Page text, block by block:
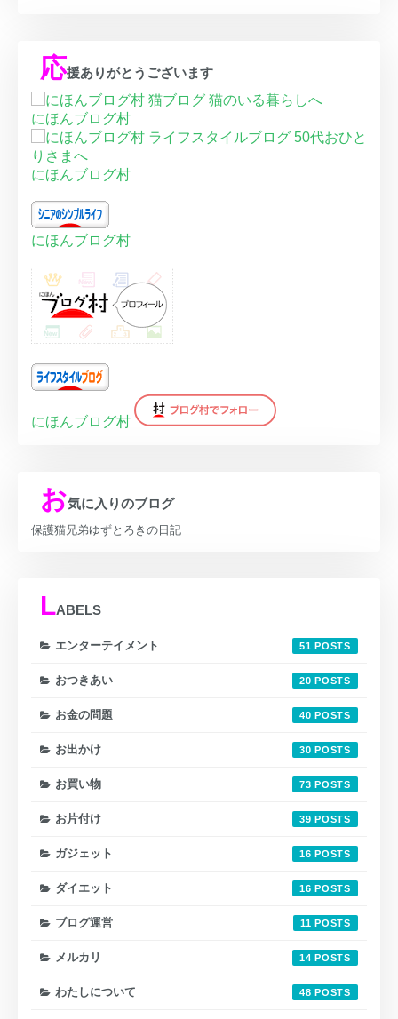
応援ありがとうございます
にほんブログ村
にほんブログ村
にほんブログ村
にほんブログ村
お気に入りのブログ
保護猫兄弟ゆずとろきの日記
LABELS
エンターテイメント 51
おつきあい 20
お金の問題 40
お出かけ 30
お買い物 73
お片付け 39
ガジェット 16
ダイエット 16
ブログ運営 11
メルカリ 14
わたしについて 48